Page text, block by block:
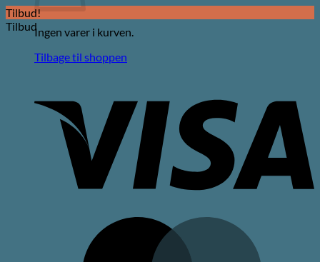
Ingen varer i kurven.
Tilbage til shoppen
Tilbud!
Tilbud